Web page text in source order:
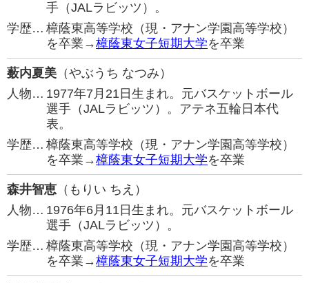
手（JALラビッツ）。
学歴… 樟蔭東高等学校（現・アナン学園高等学校）
を卒業→樟蔭東女子短期大学を卒業
薮内夏美 （やぶうち なつみ）
人物… 1977年7月21日生まれ。元バスケットボール
選手（JALラビッツ）。アテネ五輪日本代
表。
学歴… 樟蔭東高等学校（現・アナン学園高等学校）
を卒業→樟蔭東女子短期大学を卒業
森井智恵 （もりい ちえ）
人物… 1976年6月11日生まれ。元バスケットボール
選手（JALラビッツ）。
学歴… 樟蔭東高等学校（現・アナン学園高等学校）
を卒業→樟蔭東女子短期大学を卒業